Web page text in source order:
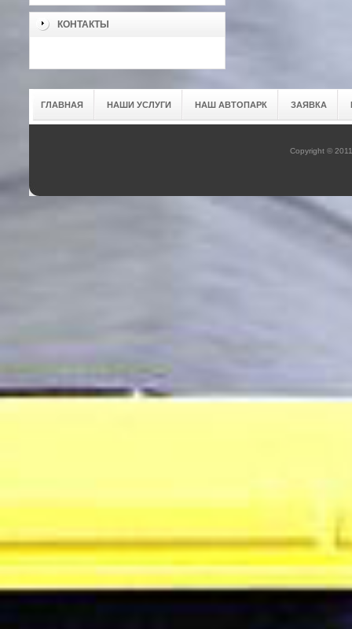
КОНТАКТЫ
ГЛАВНАЯ НАШИ УСЛУГИ НАШ АВТОПАРК ЗАЯВКА
Copyright ©